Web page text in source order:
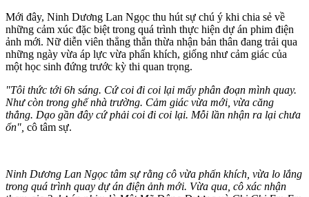
Mới đây, Ninh Dương Lan Ngọc thu hút sự chú ý khi chia sẻ về
những cảm xúc đặc biệt trong quá trình thực hiện dự án phim điện
ảnh mới. Nữ diễn viên thẳng thắn thừa nhận bản thân đang trải qua
những ngày vừa áp lực vừa phấn khích, giống như cảm giác của
một học sinh đứng trước kỳ thi quan trọng.
"Tôi thức tới 6h sáng. Cứ coi đi coi lại mấy phân đoạn mình quay.
Như còn trong ghế nhà trường. Cảm giác vừa mới, vừa căng
thẳng. Dạo gần đây cứ phải coi đi coi lại. Mỗi lần nhận ra lại chưa
ổn", cô tâm sự.
Ninh Dương Lan Ngọc tâm sự rằng cô vừa phấn khích, vừa lo lắng
trong quá trình quay dự án điện ảnh mới. Vừa qua, cô xác nhận